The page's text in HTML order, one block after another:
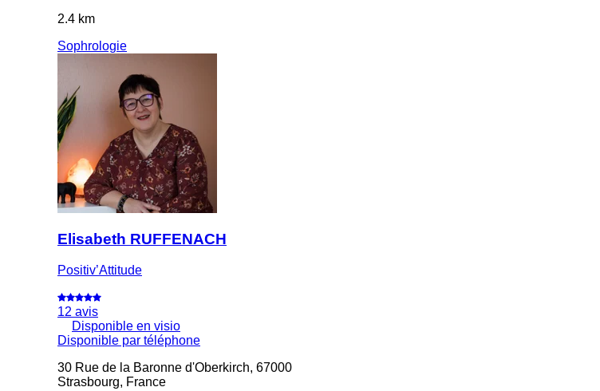
2.4 km
Sophrologie
Elisabeth RUFFENACH
Positiv’Attitude
12 avis
Disponible en visio
Disponible par téléphone
30 Rue de la Baronne d'Oberkirch, 67000
Strasbourg, France